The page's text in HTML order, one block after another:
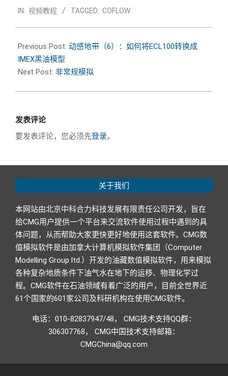
01-
22
IN: 视频教程 TAGGED: COFLOW
Previous Post: 动感地带（6）：如何将ECL100转换成
IMEX黑油模型
Next Post: 非常规模拟
发表评论
要发表评论，您必须先登录。
关于我们
本网站由北京中科合力科技发展有限责任公司开发，旨在
给CMG用户提供一个平台来交流软件使用过程中遇到的具
体问题，从而帮助大家更快更好地使用这套软件。CMG数
值模拟软件是由加拿大计算机模拟软件集团（Computer
Modelling Group ltd.）开发的油藏数值模拟软件，用来模拟
各种复杂地质条件下油气水在地下的运移、物理化学过
程。CMG软件在石油领域有着广泛的用户，目前全世界近
61个国家的601家公司及科研机构在使用CMG软件。
电话：010-82837947/48， CMG技术支持QQ群：
306307768， CMG中国技术支持邮箱：
CMGChina@qq.com